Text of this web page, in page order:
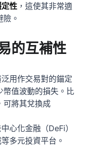
性 ，這使其非常適
。
的互補性
用作交易對的錨定
幣值波動的損失。比
可將其兌換成
心化金融（DeFi）
多元投資平台。